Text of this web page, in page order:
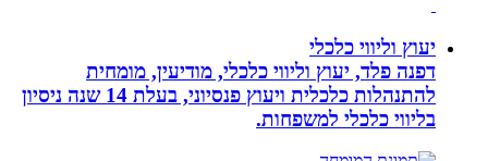
יעוץ וליווי כלכלי
דפנה פלד, יעוץ וליווי כלכלי, מודיעין, מומחית
להתנהלות כלכלית ויעוץ פנסיוני, בעלת 14 שנה ניסיון
בליווי כלכלי למשפחות.